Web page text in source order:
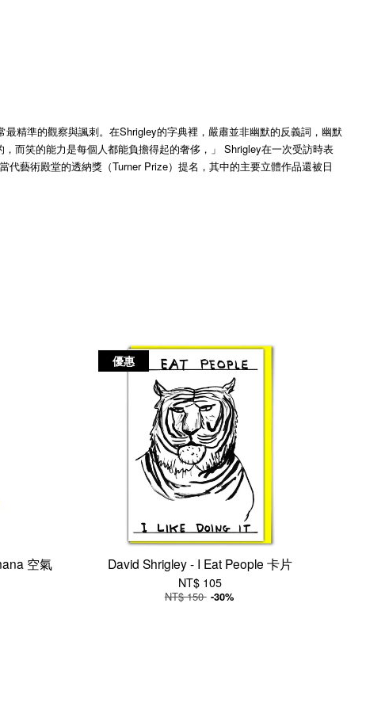
精準的觀察與諷刺。在Shrigley的字典裡，嚴肅並非幽默的反義詞，幽默
而笑的能力是每個人都能負擔得起的奢侈，」 Shrigley在一次受訪時表
藝術殿堂的透納獎（Turner Prize）提名，其中的主要立體作品還被日
空氣
優惠
David Shrigley - I Eat People 卡片
NT$ 105
NT$ 150 -30%